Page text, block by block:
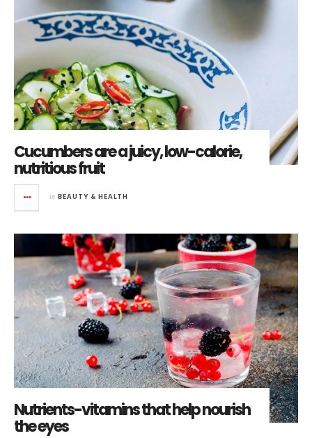
Cucumbers are a juicy, low-calorie,
nutritious fruit
in BEAUTY & HEALTH
Nutrients-vitamins that help nourish
the eyes